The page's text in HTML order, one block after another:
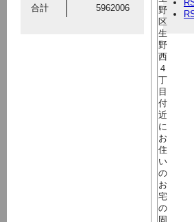
合計
5962006
野
区
生
野
西
４
丁
目
付
近
に
お
住
い
の
お
宅
の
固